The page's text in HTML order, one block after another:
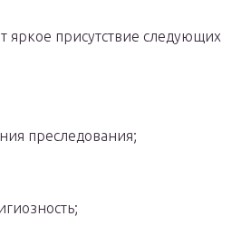
яркое присутствие следующих
преследования;